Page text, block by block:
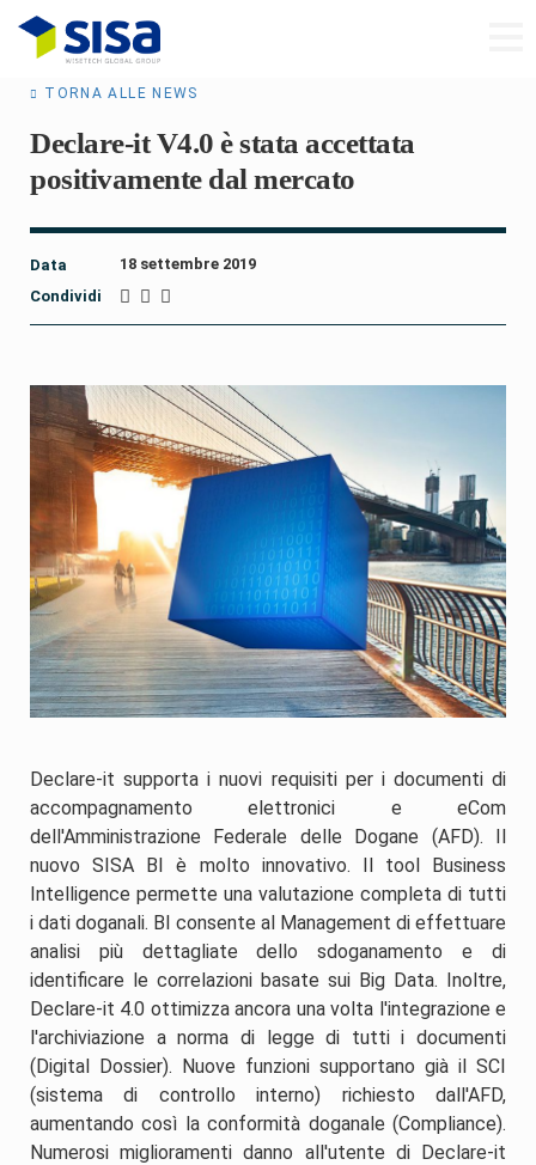
TORNA ALLE NEWS
Declare-it V4.0 è stata accettata
positivamente dal mercato
Data
18 settembre 2019
Condividi
Declare-it supporta i nuovi requisiti per i documenti di
accompagnamento elettronici e eCom
dell'Amministrazione Federale delle Dogane (AFD). Il
nuovo SISA BI è molto innovativo. Il tool Business
Intelligence permette una valutazione completa di tutti
i dati doganali. BI consente al Management di effettuare
analisi più dettagliate dello sdoganamento e di
identificare le correlazioni basate sui Big Data. Inoltre,
Declare-it 4.0 ottimizza ancora una volta l'integrazione e
l'archiviazione a norma di legge di tutti i documenti
(Digital Dossier). Nuove funzioni supportano già il SCI
(sistema di controllo interno) richiesto dall'AFD,
aumentando così la conformità doganale (Compliance).
Numerosi miglioramenti danno all'utente di Declare-it